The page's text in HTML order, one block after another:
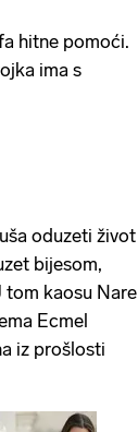
hitne pomoći.
ima s
oduzeti život
bijesom,
tom kaosu Nare
Ecmel
iz prošlosti